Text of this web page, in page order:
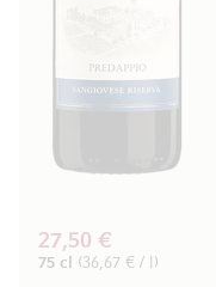
27,50 €
75 cl (36,67 € / l)